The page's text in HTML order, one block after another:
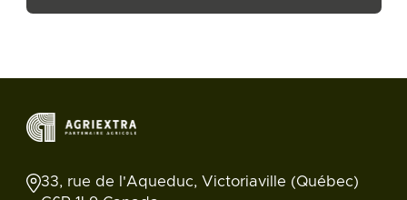
33, rue de l'Aqueduc, Victoriaville (Québec)